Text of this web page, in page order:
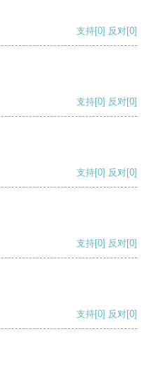
支持[0] 反对[0]
支持[0] 反对[0]
支持[0] 反对[0]
支持[0] 反对[0]
支持[0] 反对[0]